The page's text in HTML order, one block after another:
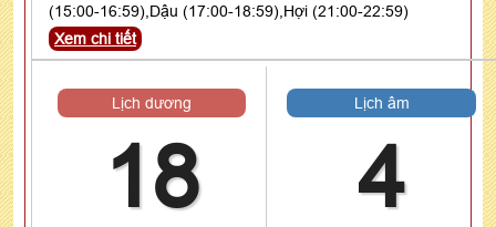
(15:00-16:59),Dậu (17:00-18:59),Hợi (21:00-22:59)
Xem chi tiết
Lịch dương
18
Lịch âm
4